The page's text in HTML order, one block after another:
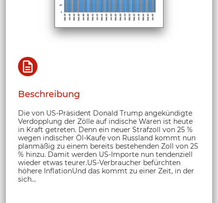
Beschreibung
Die von US-Präsident Donald Trump angekündigte
Verdopplung der Zölle auf indische Waren ist heute
in Kraft getreten. Denn ein neuer Strafzoll von 25 %
wegen indischer Öl-Kaufe von Russland kommt nun
planmäßig zu einem bereits bestehenden Zoll von 25
% hinzu. Damit werden US-Importe nun tendenziell
wieder etwas teurer.US-Verbraucher befürchten
höhere InflationUnd das kommt zu einer Zeit, in der
sich...